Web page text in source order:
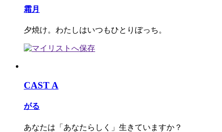
霜月
夕焼け。わたしはいつもひとりぼっち。
CAST A
がる
あなたは「あなたらしく」生きていますか？